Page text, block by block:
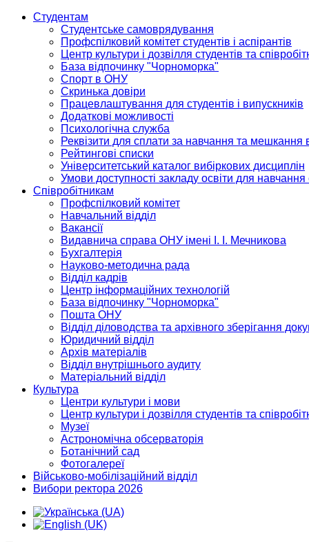
Студентам
Студентське самоврядування
Профспілковий комітет студентів і аспірантів
Центр культури і дозвілля студентів та
База відпочинку "Чорноморка"
Спорт в ОНУ
Скринька довіри
Працевлаштування для студентів і випускників
Додаткові можливості
Психологічна служба
Реквізити для сплати за навчання та мешкання
Рейтингові списки
Університетський каталог вибіркових дисциплін
Умови доступності закладу освіти для
Співробітникам
Профспілковий комітет
Навчальний відділ
Вакансії
Видавнича справа ОНУ імені І. І. Мечникова
Бухгалтерія
Науково-методична рада
Відділ кадрів
Центр інформаційних технологій
База відпочинку "Чорноморка"
Пошта ОНУ
Відділ діловодства та архівного зберігання
Юридичний відділ
Архів матеріалів
Відділ внутрішнього аудиту
Матеріальний відділ
Культура
Центри культури і мови
Центр культури і дозвілля студентів та
Музеї
Астрономічна обсерваторія
Ботанічний сад
Фотогалереї
Військово-мобілізаційний відділ
Вибори ректора 2026